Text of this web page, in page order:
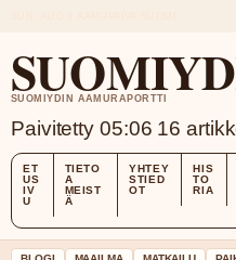
SUOMIYDIN AAMURAPORTTI
Paivitetty 05:06 16
ET
US
IV
U
TIETO
A
MEIST
Ä
YHTEY
STIED
OT
HIS
TO
RIA